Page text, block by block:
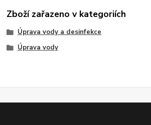
Zboží zařazeno v kategoriích
Úprava vody a desinfekce
Úprava vody